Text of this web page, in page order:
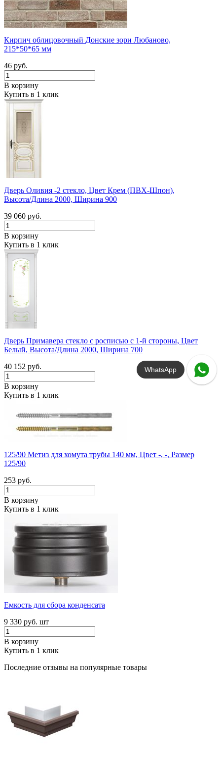
Кирпич облицовочный Донские зори Любаново,
215*50*65 мм
46 руб.
В корзину
Купить в 1 клик
Дверь Оливия -2 стекло, Цвет Крем (ПВХ-Шпон),
Высота/Длина 2000, Ширина 900
39 060 руб.
В корзину
Купить в 1 клик
Дверь Примавера стекло с росписью с 1-й стороны, Цвет
Белый, Высота/Длина 2000, Ширина 700
40 152 руб.
В корзину
Купить в 1 клик
125/90 Метиз для хомута трубы 140 мм, Цвет -, -, Размер
125/90
253 руб.
В корзину
Купить в 1 клик
Емкость для сбора конденсата
9 330 руб. шт
В корзину
Купить в 1 клик
Последние отзывы на популярные товары
WhatsApp